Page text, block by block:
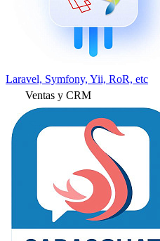
Laravel, Symfony, Yii, RoR, etc
Ventas y CRM